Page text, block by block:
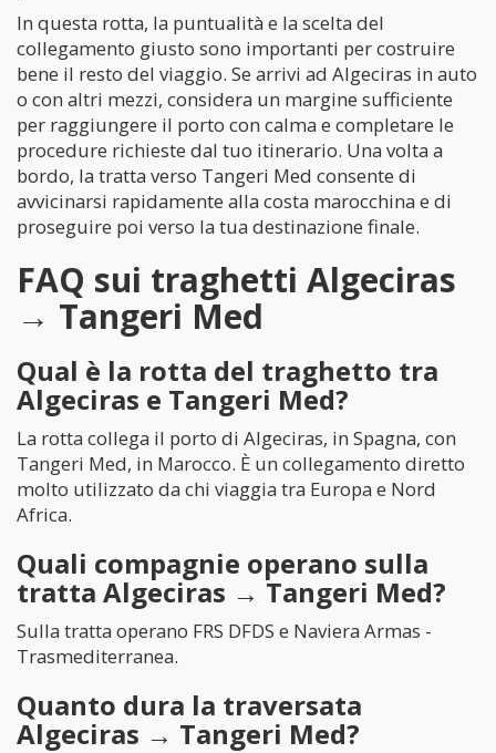
In questa rotta, la puntualità e la scelta del
collegamento giusto sono importanti per costruire
bene il resto del viaggio. Se arrivi ad Algeciras in auto
o con altri mezzi, considera un margine sufficiente
per raggiungere il porto con calma e completare le
procedure richieste dal tuo itinerario. Una volta a
bordo, la tratta verso Tangeri Med consente di
avvicinarsi rapidamente alla costa marocchina e di
proseguire poi verso la tua destinazione finale.
FAQ sui traghetti Algeciras
→ Tangeri Med
Qual è la rotta del traghetto tra
Algeciras e Tangeri Med?
La rotta collega il porto di Algeciras, in Spagna, con
Tangeri Med, in Marocco. È un collegamento diretto
molto utilizzato da chi viaggia tra Europa e Nord
Africa.
Quali compagnie operano sulla
tratta Algeciras → Tangeri Med?
Sulla tratta operano FRS DFDS e Naviera Armas -
Trasmediterranea.
Quanto dura la traversata
Algeciras → Tangeri Med?